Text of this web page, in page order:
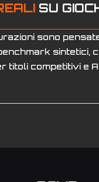
SU
sono
sintetici,
titoli competitivi e